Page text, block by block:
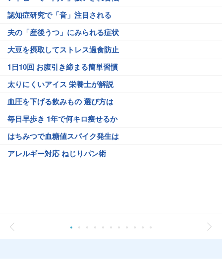
認知症研究で「音」注目される
夫の「産後うつ」にみられる症状
大豆を摂取してストレス過食防止
1日10回 お腹引き締まる簡単習慣
太りにくいアイス 栄養士が解説
血圧を下げる飲みもの 選び方は
毎日早歩き 1年で何キロ痩せるか
はちみつで血糖値スパイク発生は
アレルギー対応 ねじりパン術